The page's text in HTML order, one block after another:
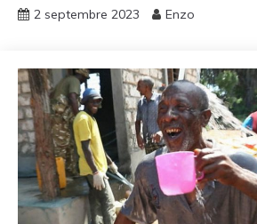
2 septembre 2023 Enzo